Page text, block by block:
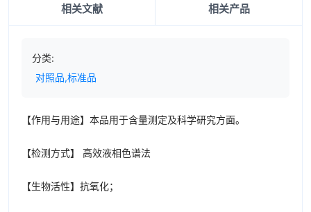
相关文献 相关产品
分类:
对照品,标准品
【作用与用途】本品用于含量测定及科学研究方面。
【检测方式】 高效液相色谱法
【生物活性】抗氧化；